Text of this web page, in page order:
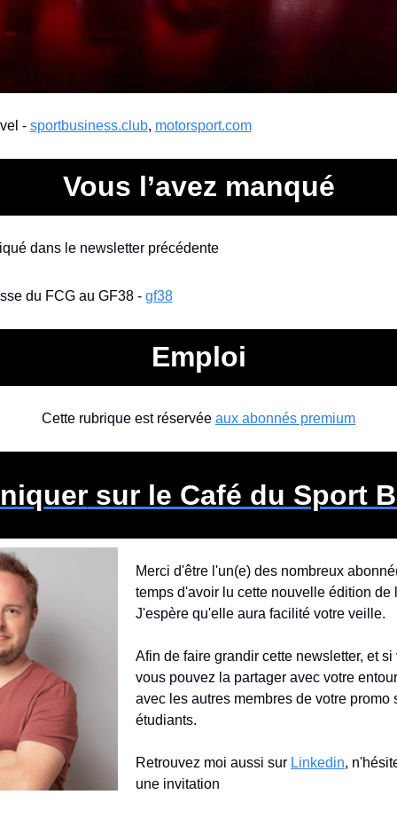
- sportbusiness.club, motorsport.com
Vous l’avez manqué
dans le newsletter précédente
du FCG au GF38 - gf38
Emploi
Cette rubrique est réservée aux abonnés premium
sur le Café du Sport
Merci d'être l'un(e) des nombreux
temps d'avoir lu cette nouvelle édition de
J'espère qu'elle aura facilité votre veille.
Afin de faire grandir cette newsletter, et
vous pouvez la partager avec votre
avec les autres membres de votre promo
étudiants.
Retrouvez moi aussi sur Linkedin,
une invitation